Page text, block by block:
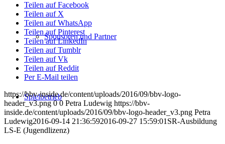
Sponsoren und Partner
Spielbetrieb
Teilen auf Facebook
Teilen auf X
Teilen auf WhatsApp
Teilen auf Pinterest
Teilen auf LinkedIn
Teilen auf Tumblr
Teilen auf Vk
Teilen auf Reddit
Per E-Mail teilen
https://bbv-inside.de/content/uploads/2016/09/bbv-logo-
header_v3.png 0 0 Petra Ludewig https://bbv-
inside.de/content/uploads/2016/09/bbv-logo-header_v3.png Petra
Ludewig2016-09-14 21:36:592016-09-27 15:59:01 SR-Ausbildung
LS-E (Jugendlizenz)